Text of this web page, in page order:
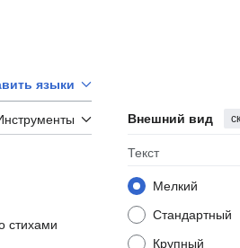
языки
Внешний вид
Текст
Мелкий
Стандартный
Крупный
стихами